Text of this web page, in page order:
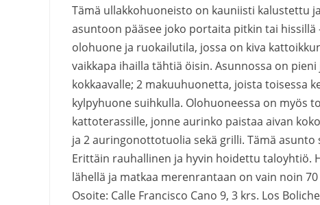
Tämä ullakkohuoneisto on kauniisti kalustettu
asuntoon pääsee joko portaita pitkin tai
olohuone ja ruokailutila, jossa on kiva
vaikkapa ihailla tähtiä öisin. Asunnossa on
kokkaavalle; 2 makuuhuonetta, joista toisessa
kylpyhuone suihkulla. Olohuoneessa on myös
kattoterassille, jonne aurinko paistaa aivan
ja 2 auringonottotuolia sekä grilli. Tämä
Erittäin rauhallinen ja hyvin hoidettu taloyhtiö.
lähellä ja matkaa merenrantaan on vain noin
Osoite: Calle Francisco Cano 9, 3 krs. Los